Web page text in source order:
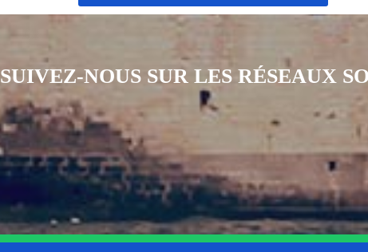
SUIVEZ-NOUS SUR LES RÉSEAUX
Notre page Instagram
Notre page Facebook
Notre page XNotre page
Notre